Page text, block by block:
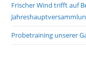
Frischer Wind trifft auf
Probetraining unserer